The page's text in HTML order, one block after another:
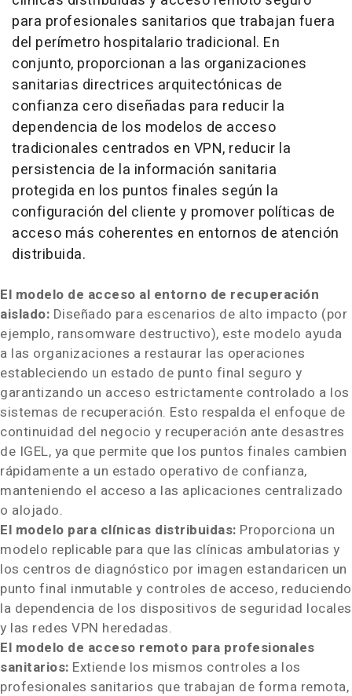
para profesionales sanitarios que trabajan fuera
del perímetro hospitalario tradicional. En
conjunto, proporcionan a las organizaciones
sanitarias directrices arquitectónicas de
confianza cero diseñadas para reducir la
dependencia de los modelos de acceso
tradicionales centrados en VPN, reducir la
persistencia de la información sanitaria
protegida en los puntos finales según la
configuración del cliente y promover políticas de
acceso más coherentes en entornos de atención
distribuida.
El modelo de acceso al entorno de recuperación
aislado: Diseñado para escenarios de alto impacto (por
ejemplo, ransomware destructivo), este modelo ayuda
a las organizaciones a restaurar las operaciones
estableciendo un estado de punto final seguro y
garantizando un acceso estrictamente controlado a los
sistemas de recuperación. Esto respalda el enfoque de
continuidad del negocio y recuperación ante desastres
de IGEL, ya que permite que los puntos finales cambien
rápidamente a un estado operativo de confianza,
manteniendo el acceso a las aplicaciones centralizado
o alojado.
El modelo para clínicas distribuidas: Proporciona un
modelo replicable para que las clínicas ambulatorias y
los centros de diagnóstico por imagen estandaricen un
punto final inmutable y controles de acceso, reduciendo
la dependencia de los dispositivos de seguridad locales
y las redes VPN heredadas.
El modelo de acceso remoto para profesionales
sanitarios: Extiende los mismos controles a los
profesionales sanitarios que trabajan de forma remota,